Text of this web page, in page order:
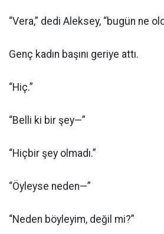
“Vera,” dedi Aleksey, “bugün ne
Genç kadın başını geriye attı.
“Hiç.”
“Belli ki bir şey—”
“Hiçbir şey olmadı.”
“Öyleyse neden—”
“Neden böyleyim, değil mi?”